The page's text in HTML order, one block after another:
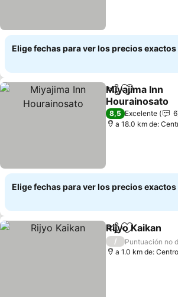
Elige fechas para ver los precios exactos
CompartirAgregar a
Miyajima Inn
Hourainosato
Ver precios
8,5 Excelente
6
a 18.0 km de:
Elige fechas para ver los precios exactos
CompartirAgregar a
Rijyo Kaikan
/
Puntuación no
a 1.0 km de: